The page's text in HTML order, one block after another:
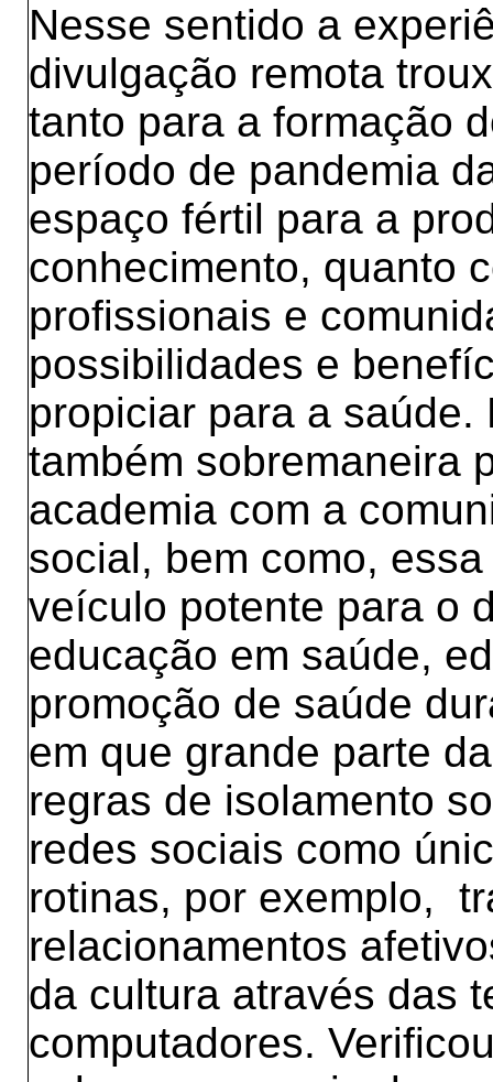
Nesse sentido a
divulgação remota
tanto para a formação
período de pandemia
espaço fértil para a
conhecimento, quanto
profissionais e
possibilidades e
propiciar para a
também sobremaneira
academia com a
social, bem como,
veículo potente para o
educação em saúde,
promoção de saúde
em que grande parte
regras de isolamento
redes sociais como
rotinas, por exemplo,
relacionamentos
da cultura através das
computadores.